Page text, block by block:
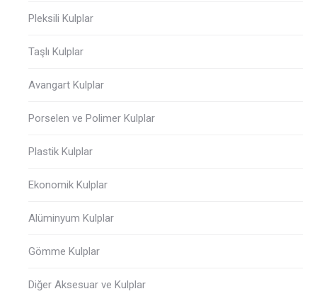
Pleksili Kulplar
Taşlı Kulplar
Avangart Kulplar
Porselen ve Polimer Kulplar
Plastik Kulplar
Ekonomik Kulplar
Alüminyum Kulplar
Gömme Kulplar
Diğer Aksesuar ve Kulplar